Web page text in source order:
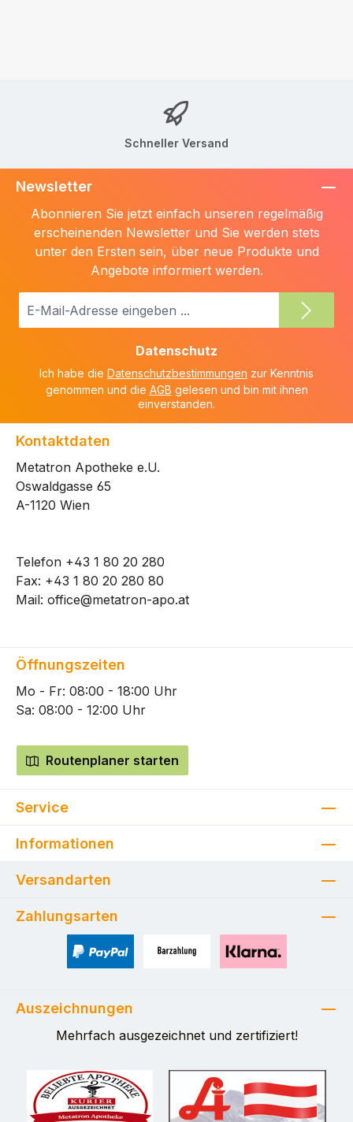
Schneller Versand
Newsletter
Abonnieren Sie jetzt einfach unseren regelmäßig
erscheinenden Newsletter und Sie werden stets
unter den Ersten sein, über neue Produkte und
Angebote informiert werden.
E-
Datenschutz
Ich habe die Datenschutzbestimmungen zur Kenntnis
genommen und die AGB gelesen und bin mit ihnen
einverstanden.
Kontaktdaten
Metatron Apotheke e.U.
Oswaldgasse 65
A-1120 Wien
Telefon +43 1 80 20 280
Fax: +43 1 80 20 280 80
Mail: office@metatron-apo.at
Öffnungszeiten
Mo - Fr: 08:00 - 18:00 Uhr
Sa: 08:00 - 12:00 Uhr
Routenplaner starten
Service
Informationen
Versandarten
Zahlungsarten
Auszeichnungen
Mehrfach ausgezeichnet und zertifiziert!